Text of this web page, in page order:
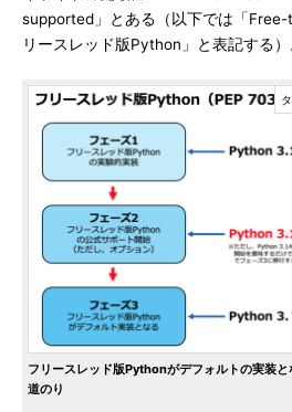
supported」とある（以下では「
リースレッド版Python」と表記する）
フリースレッド版Pythonがデフォルトの実装と
道のり